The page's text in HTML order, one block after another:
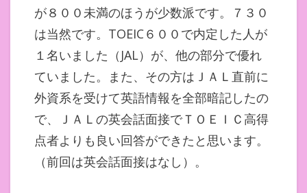
が８００未満のほうが少数派です。７３０
は当然です。TOEIC６００で内定した人が
１名いました（JAL）が、他の部分で優れ
ていました。また、その方はＪＡＬ直前に
外資系を受けて英語情報を全部暗記したの
で、ＪＡＬの英会話面接でＴＯＥＩＣ高得
点者よりも良い回答ができたと思います。
（前回は英会話面接はなし）。